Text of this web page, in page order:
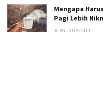
Mengapa
Pagi Lebih
30 AGUSTUS 2019